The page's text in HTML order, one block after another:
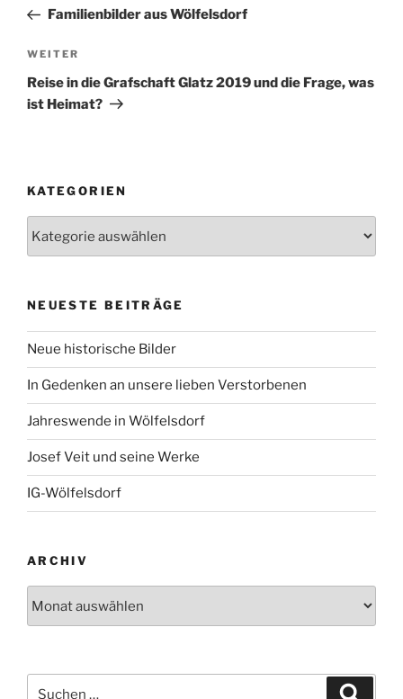
Beitrag
Familienbilder aus Wölfelsdorf
Nächster
Beitrag
WEITER
Reise in die Grafschaft Glatz 2019 und die Frage, was
ist Heimat?
KATEGORIEN
NEUESTE BEITRÄGE
Neue historische Bilder
In Gedenken an unsere lieben Verstorbenen
Jahreswende in Wölfelsdorf
Josef Veit und seine Werke
IG-Wölfelsdorf
ARCHIV